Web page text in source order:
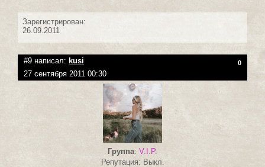
Зарегистрирован:
26.09.2011
#9 написал: kusi 0
27 сентября 2011 00:30
Группа: V.I.P.
Репутация: Выкл.